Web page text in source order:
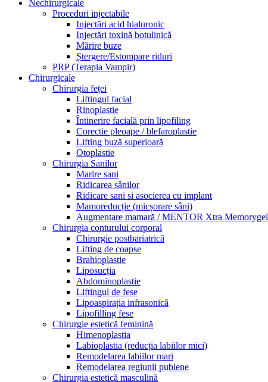
Nechirurgicale
Proceduri injectabile
Injectări acid hialuronic
Injectări toxină botulinică
Mărire buze
Ștergere/Estompare riduri
PRP (Terapia Vampir)
Chirurgicale
Chirurgia feței
Liftingul facial
Rinoplastie
Întinerire facială prin lipofiling
Corectie pleoape / blefaroplastie
Lifting buză superioară
Otoplastie
Chirurgia Sanilor
Marire sani
Ridicarea sânilor
Ridicare sani si asocierea cu implant
Mamoreducție (micșorare sâni)
Augmentare mamară / MENTOR Xtra Memorygel
Chirurgia conturului corporal
Chirurgie postbariatrică
Lifting de coapse
Brahioplastie
Liposucția
Abdominoplastie
Liftingul de fese
Lipoaspirația infrasonică
Lipofilling fese
Chirurgie estetică feminină
Himenoplastia
Labioplastia (reducția labiilor mici)
Remodelarea labiilor mari
Remodelarea regiunii pubiene
Chirurgia estetică masculină